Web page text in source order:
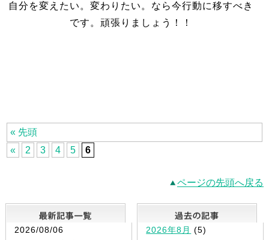
自分を変えたい。変わりたい。なら今行動に移すべき
です。頑張りましょう！！
« 先頭
«
2 3 4 5 6
ページの先頭へ戻る
最新記事一覧
2026/08/06
2026年8月 (5)